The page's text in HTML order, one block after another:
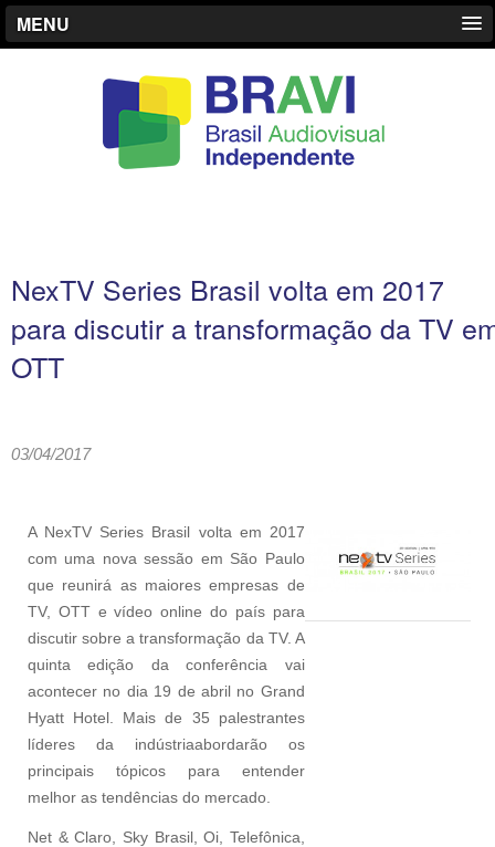
MENU
NexTV Series Brasil volta em 2017
para discutir a transformação da TV
OTT
03/04/2017
A NexTV Series Brasil volta em 2017
com uma nova sessão em São Paulo
que reunirá as maiores empresas de
TV, OTT e vídeo online do país para
discutir sobre a transformação da TV. A
quinta edição da conferência vai
acontecer no dia 19 de abril no Grand
Hyatt Hotel. Mais de 35 palestrantes
líderes da indústriaabordarão os
principais tópicos para entender
melhor as tendências do mercado.
Net & Claro, Sky Brasil, Oi, Telefônica,